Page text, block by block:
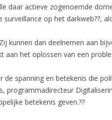
daar actieve zogenoemde
op het darkweb??,
kunnen dan deelnemen aan
aan het oplossen van een
spanning en betekenis die
programmadirecteur
betekenis geven.??